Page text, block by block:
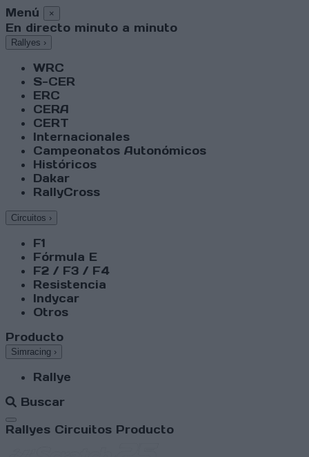
Menú ×
En directo minuto a minuto
Rallyes ›
WRC
S-CER
ERC
CERA
CERT
Internacionales
Campeonatos Autonómicos
Históricos
Dakar
RallyCross
Circuitos ›
F1
Fórmula E
F2 / F3 / F4
Resistencia
Indycar
Otros
Producto
Simracing ›
Rallye
Buscar
Abrir menú
Rallyes Circuitos Producto